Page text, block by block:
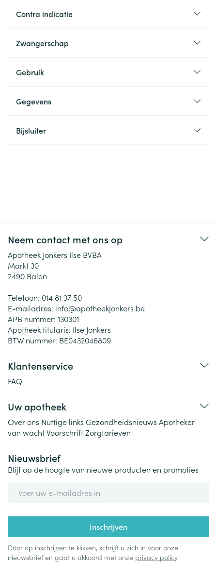
Contra indicatie
Zwangerschap
Gebruik
Gegevens
Bijsluiter
Neem contact met ons op
Apotheek Jonkers Ilse BVBA
Markt 30
2490 Balen
Telefoon: 014 81 37 50
E-mailadres: info@apotheekjonkers.be
APB nummer: 130301
Apotheek titularis: Ilse Jonkers
BTW nummer: BE0432046809
Klantenservice
FAQ
Uw apotheek
Over ons Nuttige links Gezondheidsnieuws Apotheker
van wachtVoorschriftZorgtarieven
Nieuwsbrief
Blijf op de hoogte van nieuwe producten en promoties
Inschrijven
Door op inschrijven te klikken, schrijft u zich in voor onze
nieuwsbrief en gaat u akkoord met onze privacy policy.